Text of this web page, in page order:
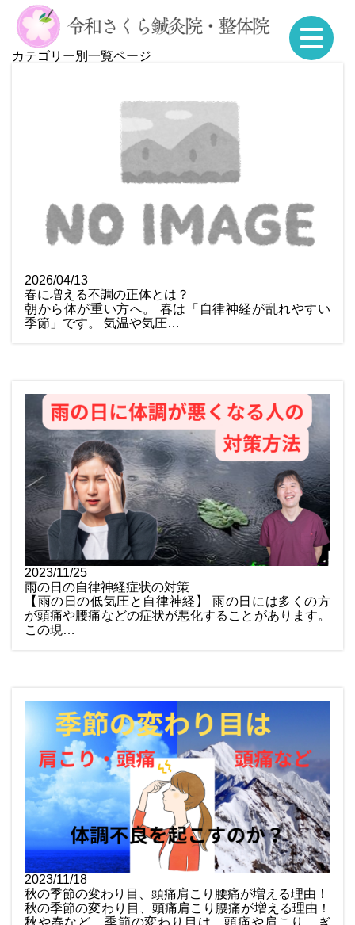
カテゴリー別一覧ページ
2026/04/13
春に増える不調の正体とは？
朝から体が重い方へ。 春は「自律神経が乱れやすい
季節」です。 気温や気圧…
2023/11/25
雨の日の自律神経症状の対策
【雨の日の低気圧と自律神経】 雨の日には多くの方
が頭痛や腰痛などの症状が悪化することがあります。
この現…
2023/11/18
秋の季節の変わり目、頭痛肩こり腰痛が増える理由！
秋の季節の変わり目、頭痛肩こり腰痛が増える理由！
秋や春など、季節の変わり目は、頭痛や肩こり、ぎ